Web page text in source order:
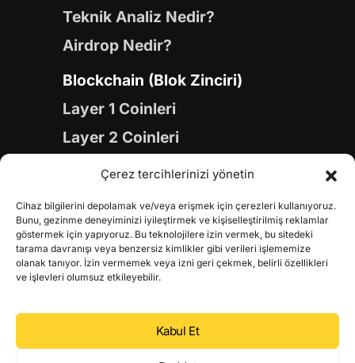
Çerez tercihlerinizi yönetin
Cihaz bilgilerini depolamak ve/veya erişmek için çerezleri kullanıyoruz.
Bunu, gezinme deneyiminizi iyileştirmek ve kişiselleştirilmiş reklamlar
göstermek için yapıyoruz. Bu teknolojilere izin vermek, bu sitedeki
tarama davranışı veya benzersiz kimlikler gibi verileri işlememize
olanak tanıyor. İzin vermemek veya izni geri çekmek, belirli özellikleri
ve işlevleri olumsuz etkileyebilir.
Kabul Et
Teknik Analiz Nedir?
Airdrop Nedir?
Blockchain (Blok Zinciri)
Layer 1 Coinleri
Layer 2 Coinleri
Yapay Zeka (AI) Coinleri
Gaming Coinleri
RWA Coinleri
DeFi Coinleri
DePIN Coinleri
Metaverse Coinleri